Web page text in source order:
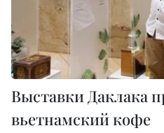
Выставки Даклака
вьетнамский кофе